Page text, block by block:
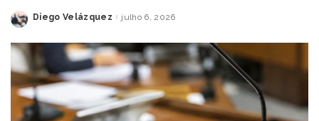
Posted
Diego Velázquez julho 6, 2026